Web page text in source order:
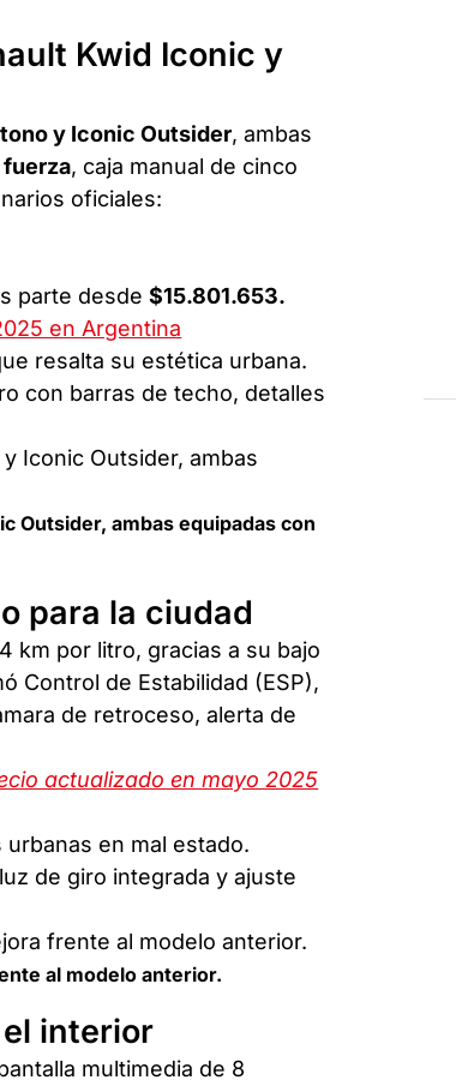
Kwid Iconic y
y Iconic Outsider, ambas
fuerza, caja manual de cinco
oficiales:
parte desde$15.801.653.
en Argentina
resalta su estética urbana.
con barras de techo, detalles
Outsider, ambas equipadas con
para la ciudad
km por litro, gracias a su bajo
Control de Estabilidad (ESP),
de retroceso, alerta de
actualizado en mayo 2025
urbanas en mal estado.
de giro integrada y ajuste
al modelo anterior.
interior
multimedia de 8